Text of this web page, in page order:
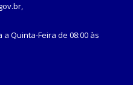
Quinta-Feira de 08:00 às